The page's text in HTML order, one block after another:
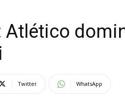
Atlético
Twitter WhatsApp